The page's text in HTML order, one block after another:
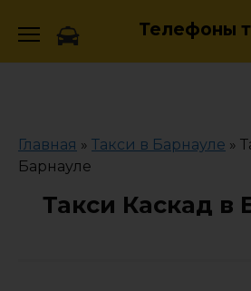
Телефоны
Главная » Такси в Барнауле »
Барнауле
Такси Каскад в